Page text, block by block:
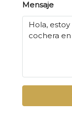
Mensaje